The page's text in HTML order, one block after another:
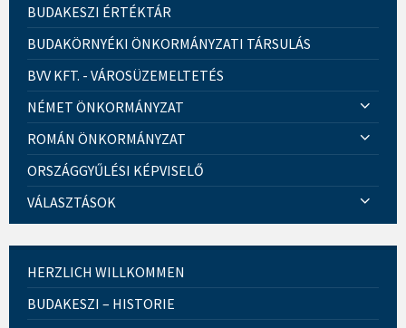
BUDAKESZI ÉRTÉKTÁR
BUDAKÖRNYÉKI ÖNKORMÁNYZATI TÁRSULÁS
BVV KFT. - VÁROSÜZEMELTETÉS
NÉMET ÖNKORMÁNYZAT
ROMÁN ÖNKORMÁNYZAT
ORSZÁGGYŰLÉSI KÉPVISELŐ
VÁLASZTÁSOK
HERZLICH WILLKOMMEN
BUDAKESZI – HISTORIE